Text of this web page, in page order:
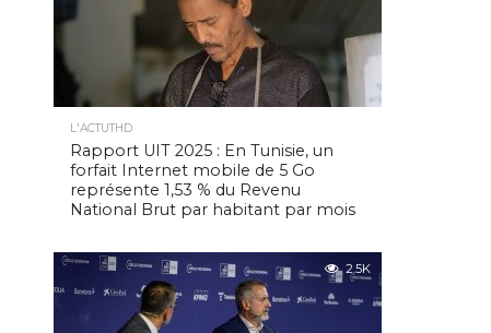
L'ACTUTHD
Rapport UIT 2025 : En Tunisie, un
forfait Internet mobile de 5 Go
représente 1,53 % du Revenu
National Brut par habitant par mois
2.5K